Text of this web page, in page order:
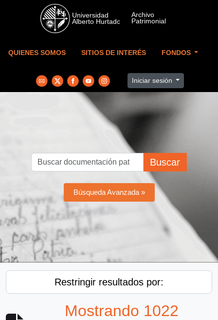
Skip to main content
QUIENES SOMOS SITIOS DE INTERÉS FONDOS
Iniciar sesión
Buscar
Búsqueda Avanzada »
Restringir resultados por:
Mostrando 1022